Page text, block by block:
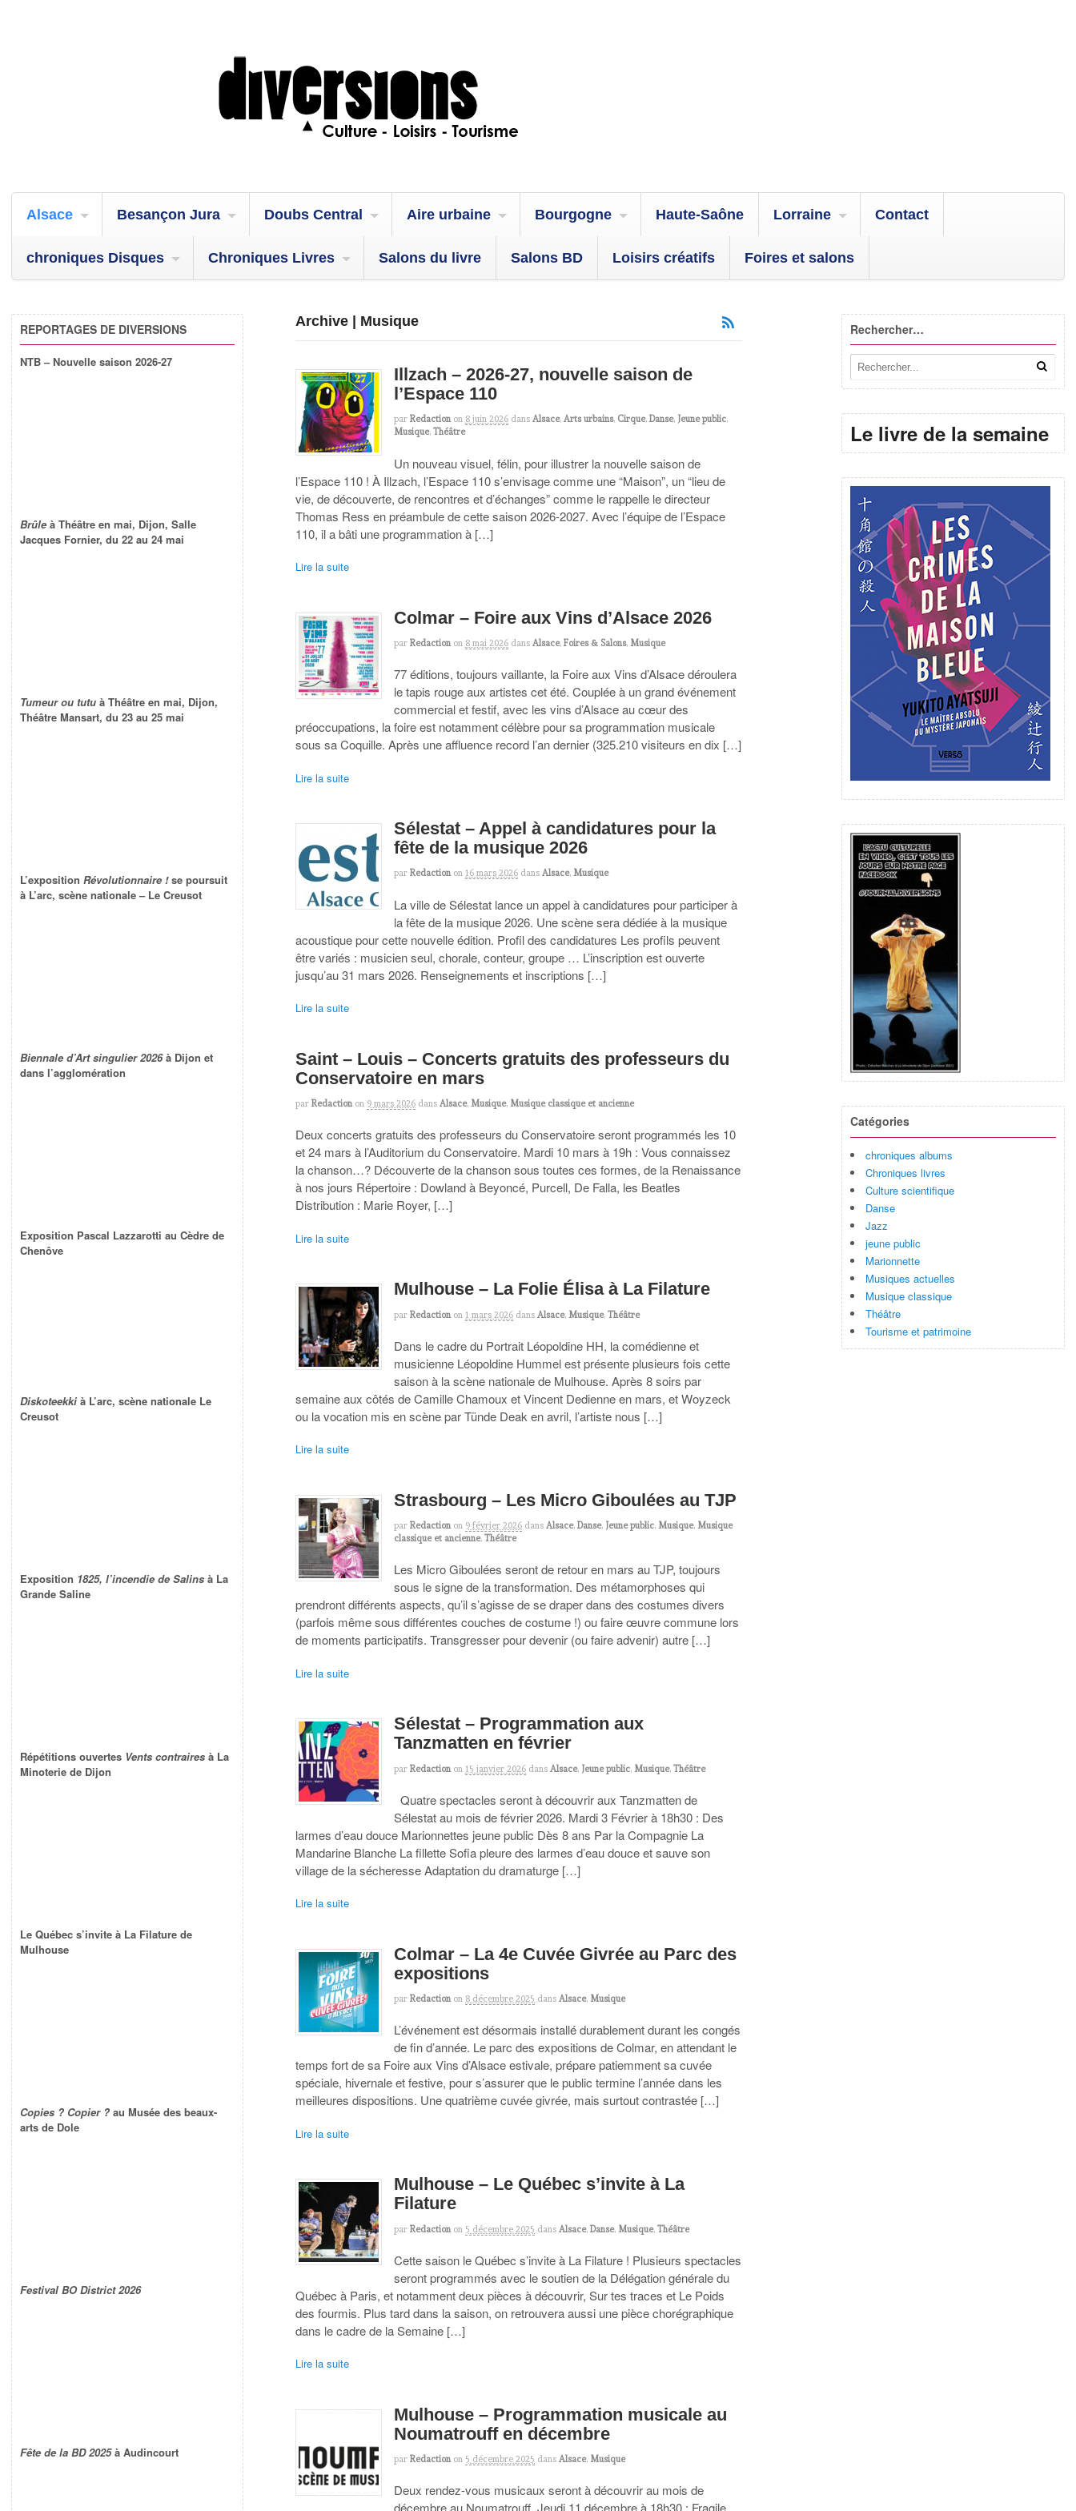
Alsace Besançon Jura Doubs Central Aire urbaine Bourgogne Haute-Saône Lorraine Contact
chroniques Disques Chroniques Livres Salons du livre Salons BD Loisirs créatifs Foires et salons
Archive | Musique
Illzach – 2026-27, nouvelle saison de
l’Espace 110
par Redaction on 8 juin 2026 dans Alsace,Arts urbains, Cirque,Danse, Jeune public,
Musique,Théâtre
Un nouveau visuel, félin, pour illustrer la nouvelle saison de
l’Espace 110 ! À Illzach, l’Espace 110 s’envisage comme une “Maison”, un “lieu de
vie, de découverte, de rencontres et d’échanges” comme le rappelle le directeur
Thomas Ress en préambule de cette saison 2026-2027. Avec l’équipe de l’Espace
110, il a bâti une programmation à […]
Lire la suite
Colmar – Foire aux Vins d’Alsace 2026
par Redaction on 8 mai 2026 dans Alsace,Foires & Salons,Musique
77 éditions, toujours vaillante, la Foire aux Vins d’Alsace déroulera
le tapis rouge aux artistes cet été. Couplée à un grand événement
commercial et festif, avec les vins d’Alsace au cœur des
préoccupations, la foire est notamment célèbre pour sa programmation musicale
sous sa Coquille. Après une affluence record l’an dernier (325.210 visiteurs en dix […]
Lire la suite
Sélestat – Appel à candidatures pour la
fête de la musique 2026
par Redaction on 16 mars 2026 dans Alsace,Musique
La ville de Sélestat lance un appel à candidatures pour participer à
la fête de la musique 2026. Une scène sera dédiée à la musique
acoustique pour cette nouvelle édition. Profil des candidatures Les profils peuvent
être variés : musicien seul, chorale, conteur, groupe … L’inscription est ouverte
jusqu’au 31 mars 2026. Renseignements et inscriptions […]
Lire la suite
Saint – Louis – Concerts gratuits des professeurs du
Conservatoire en mars
par Redaction on 9 mars 2026 dans Alsace,Musique,Musique classique et ancienne
Deux concerts gratuits des professeurs du Conservatoire seront programmés les 10
et 24 mars à l’Auditorium du Conservatoire. Mardi 10 mars à 19h : Vous connaissez
la chanson…? Découverte de la chanson sous toutes ces formes, de la Renaissance
à nos jours Répertoire : Dowland à Beyoncé, Purcell, De Falla, les Beatles
Distribution : Marie Royer, […]
Lire la suite
Mulhouse – La Folie Élisa à La Filature
par Redaction on 1 mars 2026 dans Alsace, Musique,Théâtre
Dans le cadre du Portrait Léopoldine HH, la comédienne et
musicienne Léopoldine Hummel est présente plusieurs fois cette
saison à la scène nationale de Mulhouse. Après 8 soirs par
semaine aux côtés de Camille Chamoux et Vincent Dedienne en mars, et Woyzeck
ou la vocation mis en scène par Tünde Deak en avril, l’artiste nous […]
Lire la suite
Strasbourg – Les Micro Giboulées au TJP
par Redaction on 9 février 2026 dans Alsace,Danse, Jeune public,Musique,Musique
classique et ancienne,Théâtre
Les Micro Giboulées seront de retour en mars au TJP, toujours
sous le signe de la transformation. Des métamorphoses qui
prendront différents aspects, qu’il s’agisse de se draper dans des costumes divers
(parfois même sous différentes couches de costume !) ou faire œuvre commune lors
de moments participatifs. Transgresser pour devenir (ou faire advenir) autre […]
Lire la suite
Sélestat – Programmation aux
Tanzmatten en février
par Redaction on 15 janvier 2026 dans Alsace, Jeune public, Musique,Théâtre
Quatre spectacles seront à découvrir aux Tanzmatten de
Sélestat au mois de février 2026. Mardi 3 Février à 18h30 : Des
larmes d’eau douce Marionnettes jeune public Dès 8 ans Par la Compagnie La
Mandarine Blanche La fillette Sofia pleure des larmes d’eau douce et sauve son
village de la sécheresse Adaptation du dramaturge […]
Lire la suite
Colmar – La 4e Cuvée Givrée au Parc des
expositions
par Redaction on 8 décembre 2025 dans Alsace,Musique
L’événement est désormais installé durablement durant les congés
de fin d’année. Le parc des expositions de Colmar, en attendant le
temps fort de sa Foire aux Vins d’Alsace estivale, prépare patiemment sa cuvée
spéciale, hivernale et festive, pour s’assurer que le public termine l’année dans les
meilleures dispositions. Une quatrième cuvée givrée, mais surtout contrastée […]
Lire la suite
Mulhouse – Le Québec s’invite à La
Filature
par Redaction on 5 décembre 2025 dans Alsace,Danse, Musique,Théâtre
Cette saison le Québec s’invite à La Filature ! Plusieurs spectacles
seront programmés avec le soutien de la Délégation générale du
Québec à Paris, et notamment deux pièces à découvrir, Sur tes traces et Le Poids
des fourmis. Plus tard dans la saison, on retrouvera aussi une pièce chorégraphique
dans le cadre de la Semaine […]
Lire la suite
Mulhouse – Programmation musicale au
Noumatrouff en décembre
par Redaction on 5 décembre 2025 dans Alsace,Musique
Deux rendez-vous musicaux seront à découvrir au mois de
Rechercher…
Le livre de la semaine
Catégories
chroniques albums
Chroniques livres
Culture scientifique
Danse
Jazz
jeune public
Marionnette
Musiques actuelles
Musique classique
Théâtre
Tourisme et patrimoine
REPORTAGES DE DIVERSIONS
NTB – Nouvelle saison 2026-27
Brûle à Théâtre en mai, Dijon, Salle
Jacques Fornier, du 22 au 24 mai
Tumeur ou tutu à Théâtre en mai, Dijon,
Théâtre Mansart, du 23 au 25 mai
L’exposition Révolutionnaire !se poursuit
à L’arc, scène nationale – Le Creusot
Biennale d’Art singulier 2026à Dijon et
dans l’agglomération
Exposition Pascal Lazzarotti au Cèdre de
Chenôve
Diskoteekki à L’arc, scène nationale Le
Creusot
Exposition 1825, l’incendie de Salins à La
Grande Saline
Répétitions ouvertes Vents contraires à La
Minoterie de Dijon
Le Québec s’invite à La Filature de
Mulhouse
Copies ? Copier ? au Musée des beaux-
arts de Dole
Festival BO District 2026
Fête de la BD 2025à Audincourt